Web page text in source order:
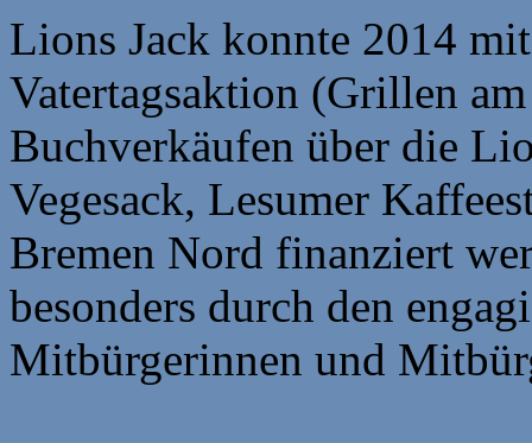
Lions Jack konnte 2014
Vatertagsaktion (Grillen
Buchverkäufen über die
Vegesack, Lesumer
Bremen Nord finanziert
besonders durch den
Mitbürgerinnen und